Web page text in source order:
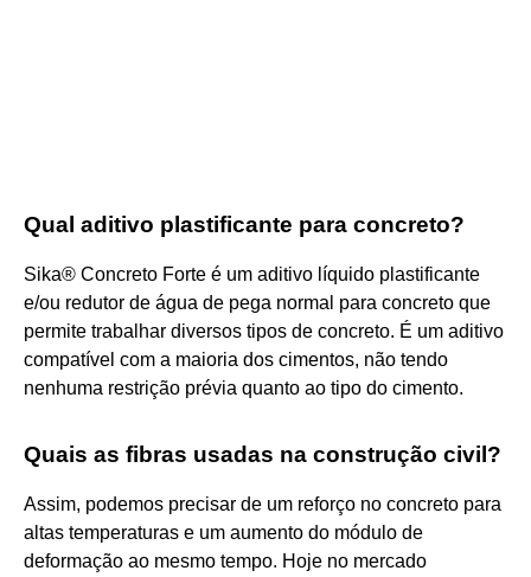
Qual aditivo plastificante para concreto?
Sika® Concreto Forte é um aditivo líquido plastificante
e/ou redutor de água de pega normal para concreto que
permite trabalhar diversos tipos de concreto. É um aditivo
compatível com a maioria dos cimentos, não tendo
nenhuma restrição prévia quanto ao tipo do cimento.
Quais as fibras usadas na construção civil?
Assim, podemos precisar de um reforço no concreto para
altas temperaturas e um aumento do módulo de
deformação ao mesmo tempo. Hoje no mercado